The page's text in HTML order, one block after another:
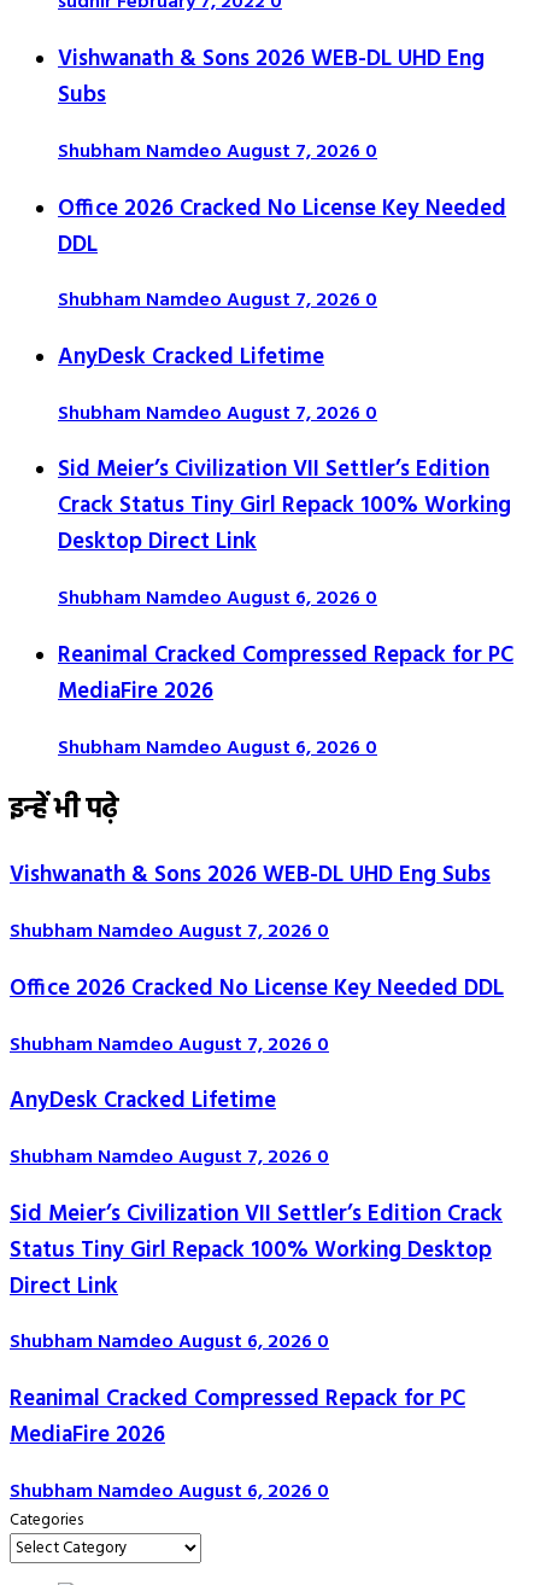
Vishwanath & Sons 2026 WEB-DL UHD Eng
Subs
Shubham NamdeoAugust 7, 20260
Office 2026 Cracked No License Key Needed
DDL
Shubham NamdeoAugust 7, 20260
AnyDesk Cracked Lifetime
Shubham NamdeoAugust 7, 20260
Sid Meier’s Civilization VII Settler’s Edition
Crack Status Tiny Girl Repack 100% Working
Desktop Direct Link
Shubham NamdeoAugust 6, 20260
Reanimal Cracked Compressed Repack for PC
MediaFire 2026
Shubham NamdeoAugust 6, 20260
इन्हें भी पढ़े
Vishwanath & Sons 2026 WEB-DL UHD Eng Subs
Shubham NamdeoAugust 7, 20260
Office 2026 Cracked No License Key Needed DDL
Shubham NamdeoAugust 7, 20260
AnyDesk Cracked Lifetime
Shubham NamdeoAugust 7, 20260
Sid Meier’s Civilization VII Settler’s Edition Crack
Status Tiny Girl Repack 100% Working Desktop
Direct Link
Shubham NamdeoAugust 6, 20260
Reanimal Cracked Compressed Repack for PC
MediaFire 2026
Shubham NamdeoAugust 6, 20260
Categories